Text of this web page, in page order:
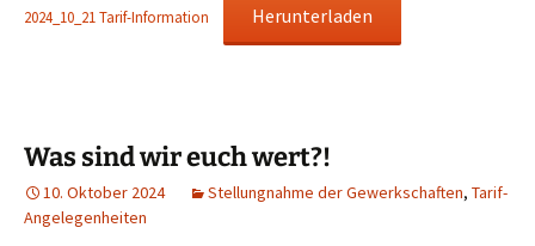
2024_10_21 Tarif-Information Herunterladen
Was sind wir euch wert?!
10. Oktober 2024 Stellungnahme der Gewerkschaften, Tarif-
Angelegenheiten